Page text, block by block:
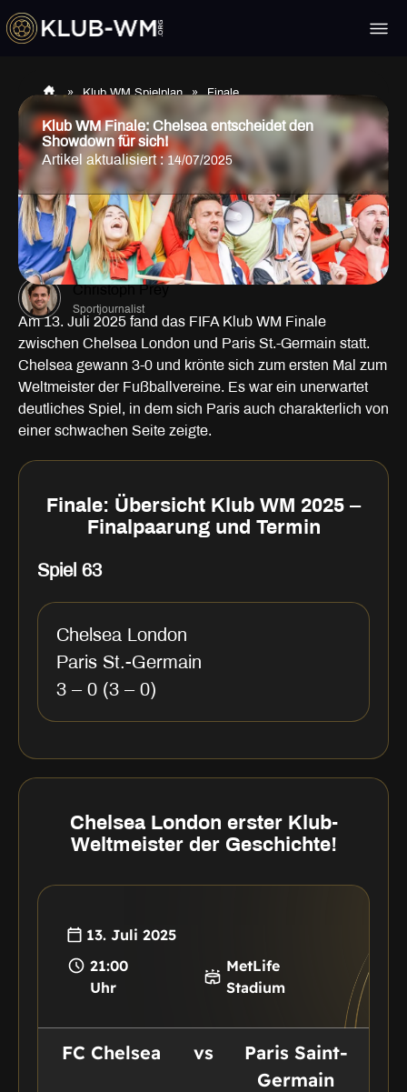
» Klub WM Spielplan » Finale
Klub WM Finale: Chelsea entscheidet den
Showdown für sich!
Artikel aktualisiert :14/07/2025
Christoph Prey
Sportjournalist
Am 13. Juli 2025 fand das FIFA Klub WM Finale
zwischen Chelsea London und Paris St.-Germain statt.
Chelsea gewann 3-0 und krönte sich zum ersten Mal zum
Weltmeister der Fußballvereine. Es war ein unerwartet
deutliches Spiel, in dem sich Paris auch charakterlich von
einer schwachen Seite zeigte.
Finale: Übersicht Klub WM 2025 –
Finalpaarung und Termin
Spiel 63
Chelsea London
Paris St.-Germain
3 – 0 (3 – 0)
Chelsea London erster Klub-
Weltmeister der Geschichte!
13. Juli 2025
21:00
Uhr
MetLife
Stadium
FC Chelsea vs
Paris Saint-
Germain